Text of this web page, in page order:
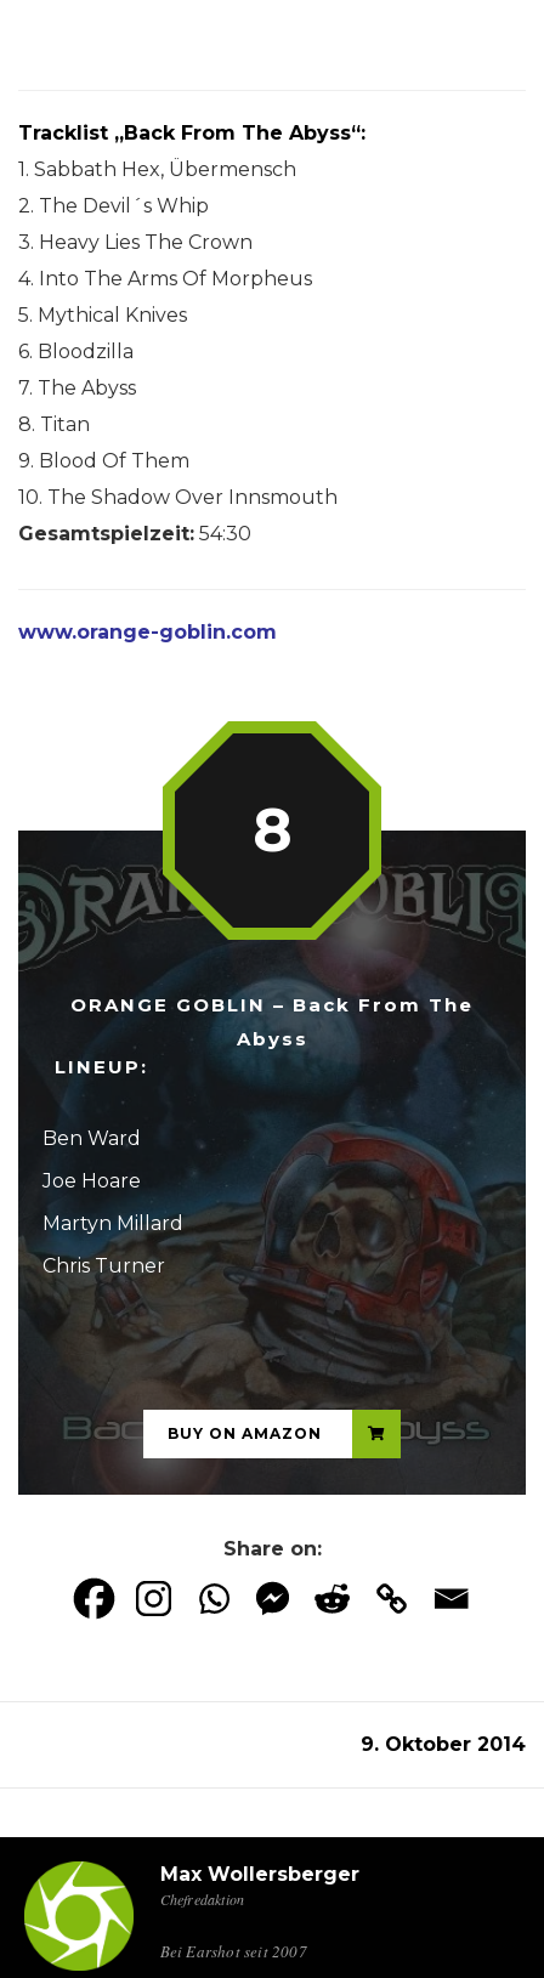
Tracklist „Back From The Abyss“:
1. Sabbath Hex, Übermensch
2. The Devil´s Whip
3. Heavy Lies The Crown
4. Into The Arms Of Morpheus
5. Mythical Knives
6. Bloodzilla
7. The Abyss
8. Titan
9. Blood Of Them
10. The Shadow Over Innsmouth
Gesamtspielzeit: 54:30
www.orange-goblin.com
ORANGE GOBLIN – Back From The
Abyss
LINEUP:
Ben Ward
Joe Hoare
Martyn Millard
Chris Turner
8
...
BUY ON AMAZON
Share on:
9. Oktober 2014
Max Wollersberger
Chefredaktion
Bei Earshot seit 2007